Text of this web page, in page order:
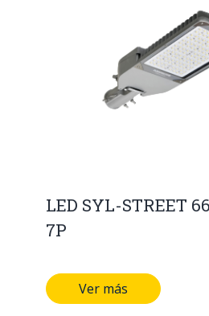
LED SYL-STREET
7P
Ver más